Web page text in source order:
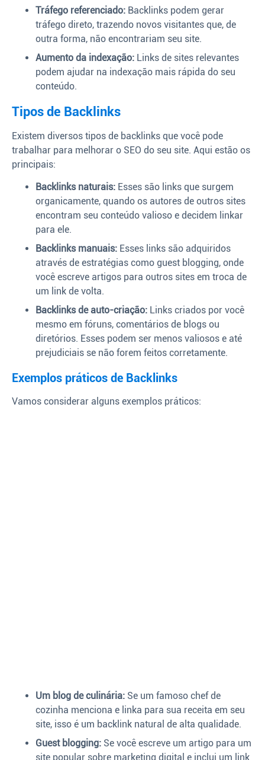
Tráfego referenciado: Backlinks podem gerar
tráfego direto, trazendo novos visitantes que, de
outra forma, não encontrariam seu site.
Aumento da indexação: Links de sites relevantes
podem ajudar na indexação mais rápida do seu
conteúdo.
Tipos de Backlinks
Existem diversos tipos de backlinks que você pode
trabalhar para melhorar o SEO do seu site. Aqui estão os
principais:
Backlinks naturais: Esses são links que surgem
organicamente, quando os autores de outros sites
encontram seu conteúdo valioso e decidem linkar
para ele.
Backlinks manuais: Esses links são adquiridos
através de estratégias como guest blogging, onde
você escreve artigos para outros sites em troca de
um link de volta.
Backlinks de auto-criação: Links criados por você
mesmo em fóruns, comentários de blogs ou
diretórios. Esses podem ser menos valiosos e até
prejudiciais se não forem feitos corretamente.
Exemplos práticos de Backlinks
Vamos considerar alguns exemplos práticos:
Um blog de culinária: Se um famoso chef de
cozinha menciona e linka para sua receita em seu
site, isso é um backlink natural de alta qualidade.
Guest blogging: Se você escreve um artigo para um
site popular sobre marketing digital e inclui um link